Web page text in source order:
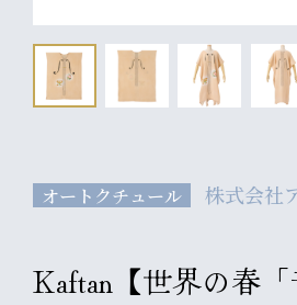
オートクチュール 株式会社
Kaftan【世界の春「